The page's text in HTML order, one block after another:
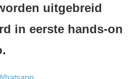
uitgebreid
in eerste hands-on